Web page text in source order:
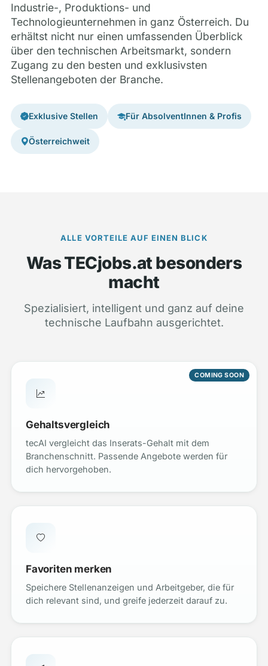
Industrie-, Produktions- und
Technologieunternehmen in ganz Österreich. Du
erhältst nicht nur einen umfassenden Überblick
über den technischen Arbeitsmarkt, sondern
Zugang zu den besten und exklusivsten
Stellenangeboten der Branche.
Exklusive Stellen Für AbsolventInnen & Profis
Österreichweit
ALLE VORTEILE AUF EINEN BLICK
Was TECjobs.at besonders
macht
Spezialisiert, intelligent und ganz auf deine
technische Laufbahn ausgerichtet.
COMING SOON
Gehaltsvergleich
tecAI vergleicht das Inserats-Gehalt mit dem
Branchenschnitt. Passende Angebote werden für
dich hervorgehoben.
Favoriten merken
Speichere Stellenanzeigen und Arbeitgeber, die für
dich relevant sind, und greife jederzeit darauf zu.